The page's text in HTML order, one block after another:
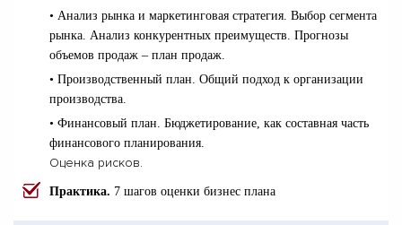
• Анализ рынка и маркетинговая стратегия. Выбор сегмента
рынка. Анализ конкурентных преимуществ. Прогнозы
объемов продаж – план продаж.
• Производственный план. Общий подход к организации
производства.
• Финансовый план. Бюджетирование, как составная часть
финансового планирования.
Оценка рисков.
Практика. 7 шагов оценки бизнес плана